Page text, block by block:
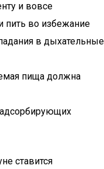
и вовсе
пить во избежание
в дыхательные
пища должна
ставится